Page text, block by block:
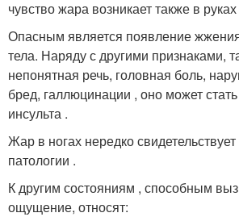
чувство жара возникает также в
Опасным является появление
тела. Наряду с другими признаками,
непонятная речь, головная боль,
бред, галлюцинации , оно может
инсульта .
Жар в ногах нередко свидетельствует
патологии .
К другим состояниям , способным
ощущение, относят: